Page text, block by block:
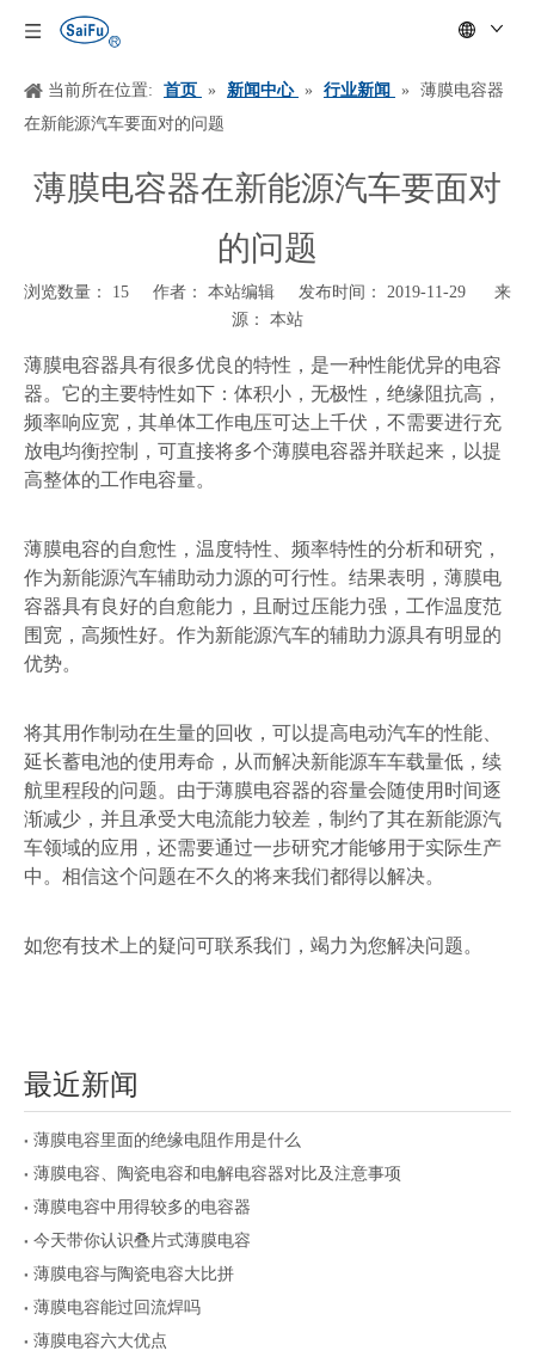
当前所在位置: 首页 » 新闻中心 » 行业新闻 »
薄膜电容器
在新能源汽车要面对的问题
薄膜电容器在新能源汽车要面对
的问题
浏览数量： 15 作者： 本站编辑 发布时间： 2019-11-29 来
源： 本站
["wechat","weibo","qzone","douban","email"]
薄膜电容器具有很多优良的特性，是一种性能优异的电容
器。它的主要特性如下：体积小，无极性，绝缘阻抗高，
频率响应宽，其单体工作电压可达上千伏，不需要进行充
放电均衡控制，可直接将多个薄膜电容器并联起来，以提
高整体的工作电容量。
薄膜电容的自愈性，温度特性、频率特性的分析和研究，
作为新能源汽车辅助动力源的可行性。结果表明，薄膜电
容器具有良好的自愈能力，且耐过压能力强，工作温度范
围宽，高频性好。作为新能源汽车的辅助力源具有明显的
优势。
将其用作制动在生量的回收，可以提高电动汽车的性能、
延长蓄电池的使用寿命，从而解决新能源车车载量低，续
航里程段的问题。由于薄膜电容器的容量会随使用时间逐
渐减少，并且承受大电流能力较差，制约了其在新能源汽
车领域的应用，还需要通过一步研究才能够用于实际生产
中。相信这个问题在不久的将来我们都得以解决。
如您有技术上的疑问可联系我们，竭力为您解决问题。
最近新闻
薄膜电容里面的绝缘电阻作用是什么
薄膜电容、陶瓷电容和电解电容器对比及注意事项
薄膜电容中用得较多的电容器
今天带你认识叠片式薄膜电容
薄膜电容与陶瓷电容大比拼
薄膜电容能过回流焊吗
薄膜电容六大优点